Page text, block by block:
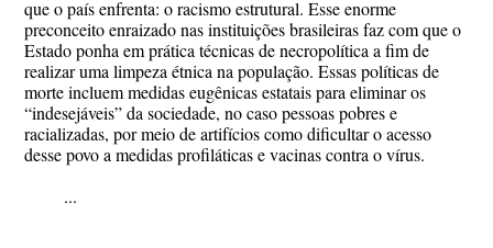
que o país enfrenta: o racismo estrutural. Esse enorme
preconceito enraizado nas instituições brasileiras faz com que o
Estado ponha em prática técnicas de necropolítica a fim de
realizar uma limpeza étnica na população. Essas políticas de
morte incluem medidas eugênicas estatais para eliminar os
“indesejáveis” da sociedade, no caso pessoas pobres e
racializadas, por meio de artifícios como dificultar o acesso
desse povo a medidas profiláticas e vacinas contra o vírus.
...